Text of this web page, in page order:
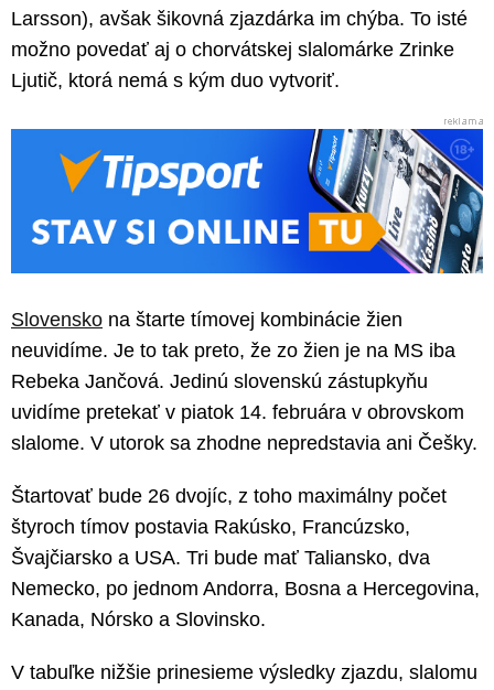
Larsson), avšak šikovná zjazdárka im chýba. To isté
možno povedať aj o chorvátskej slalomárke Zrinke
Ljutič, ktorá nemá s kým duo vytvoriť.
Slovensko na štarte tímovej kombinácie žien
neuvidíme. Je to tak preto, že zo žien je na MS iba
Rebeka Jančová. Jedinú slovenskú zástupkyňu
uvidíme pretekať v piatok 14. februára v obrovskom
slalome. V utorok sa zhodne nepredstavia ani Češky.
Štartovať bude 26 dvojíc, z toho maximálny počet
štyroch tímov postavia Rakúsko, Francúzsko,
Švajčiarsko a USA. Tri bude mať Taliansko, dva
Nemecko, po jednom Andorra, Bosna a Hercegovina,
Kanada, Nórsko a Slovinsko.
V tabuľke nižšie prinesieme výsledky zjazdu, slalomu